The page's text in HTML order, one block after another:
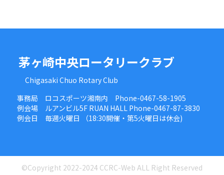
ー
茅ヶ崎中央ロータリークラブ
Chigasaki Chuo Rotary Club
事務局 ロコスポーツ湘南内 Phone-0467-58-1905
例会場 ルアンビル5F RUAN HALL Phone-0467-87-3830
例会日 毎週火曜日 （18:30開催・第5火曜日は休会)
©Copyright 2022-2024 CCRC-Web ALL Right Reserved